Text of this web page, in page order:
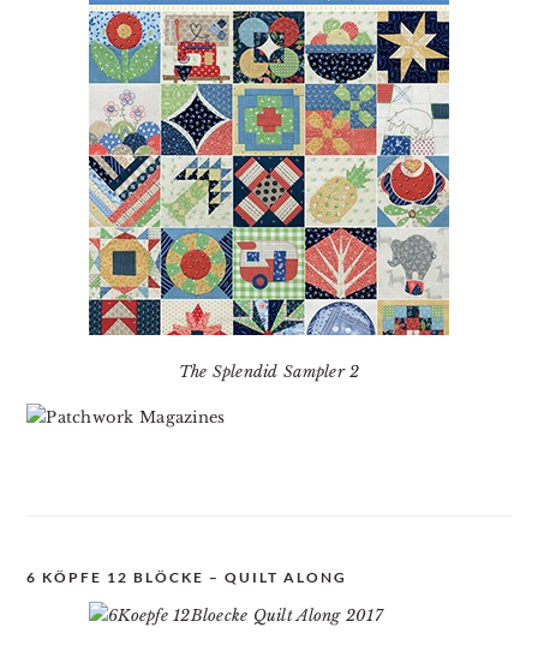
The Splendid Sampler 2
6 KÖPFE 12 BLÖCKE – QUILT ALONG